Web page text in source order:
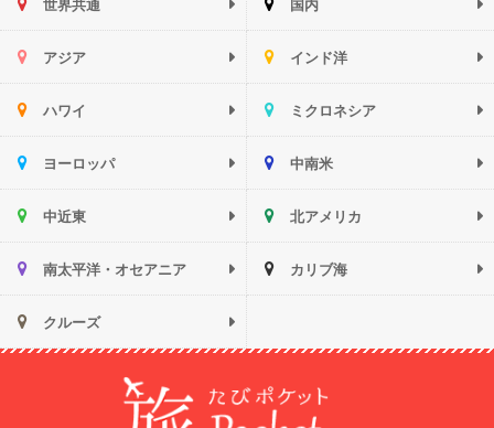
世界共通 国内
アジア インド洋
ハワイ ミクロネシア
ヨーロッパ 中南米
中近東 北アメリカ
南太平洋・オセアニア カリブ海
クルーズ